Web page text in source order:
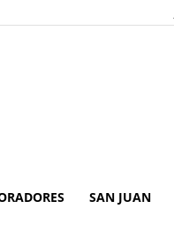
SAN JUAN